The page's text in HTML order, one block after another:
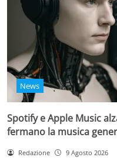
News
Spotify e Apple Music
fermano la musica
Redazione 9 Agosto 2026